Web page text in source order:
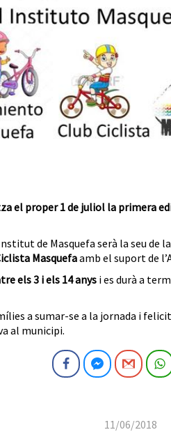
el proper 1 de juliol la primera
de Masquefa serà la seu de
Masquefaamb el suport de
els 3 i els 14 anysi es durà a
a sumar-se a la jornada i
al municipi.
FacebookFacebookGmail
11/06/2018